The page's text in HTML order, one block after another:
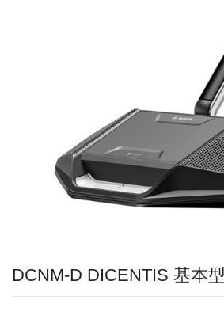
DCNM-D DICENTIS 基本